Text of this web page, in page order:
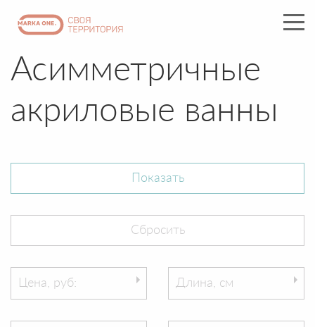
Асимметричные
акриловые ванны
Цена, руб: Длина, см